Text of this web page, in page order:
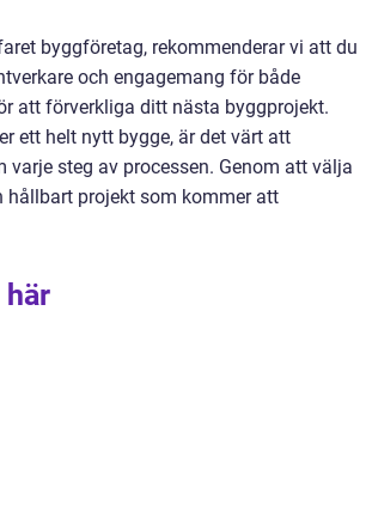
byggföretag, rekommenderar vi att du
och engagemang för både
att förverkliga ditt nästa byggprojekt.
ett helt nytt bygge, är det värt att
steg av processen. Genom att välja
projekt som kommer att